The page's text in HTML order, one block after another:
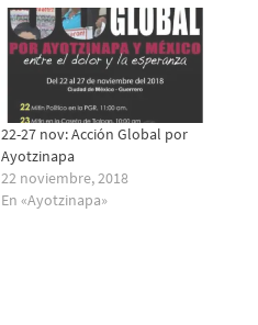
22-27 nov: Acción Global por
Ayotzinapa
22 noviembre, 2018
En «Ayotzinapa»